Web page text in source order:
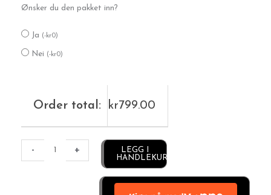
Ønsker du den pakket inn?
Ja (-kr0)
Nei (-kr0)
Order total: kr799.00
- +
LEGG I
HANDLEKURV